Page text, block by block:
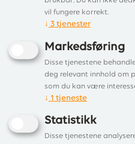
(Vertikalt
Exodraft røyksuger
vil fungere korrekt.
↓ 3 tjenester
Markedsføring
Disse tjenestene
deg relevant innhold om
som du kan være
↓ 1 tjeneste
Statistikk
Disse tjenestene